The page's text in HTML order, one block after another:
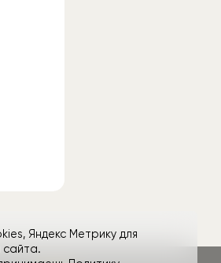
Яндекс Метрику для
сайта.